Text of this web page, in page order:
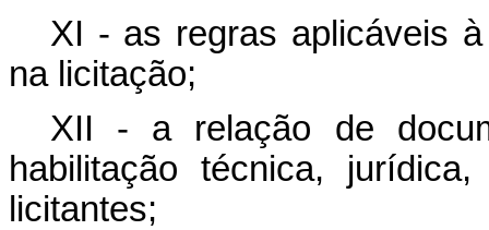
XI - as regras aplicáveis
na licitação;
XII - a relação de
habilitação técnica,
licitantes;